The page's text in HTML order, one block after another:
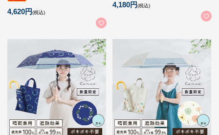
4,620円(税込)
4,180円(税込)